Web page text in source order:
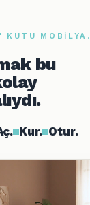
KUTU MOBILYA.
bu
Kur. Otur.